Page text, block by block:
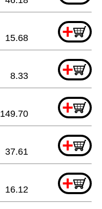
+
15.68
+
8.33
+
149.70
+
37.61
+
16.12